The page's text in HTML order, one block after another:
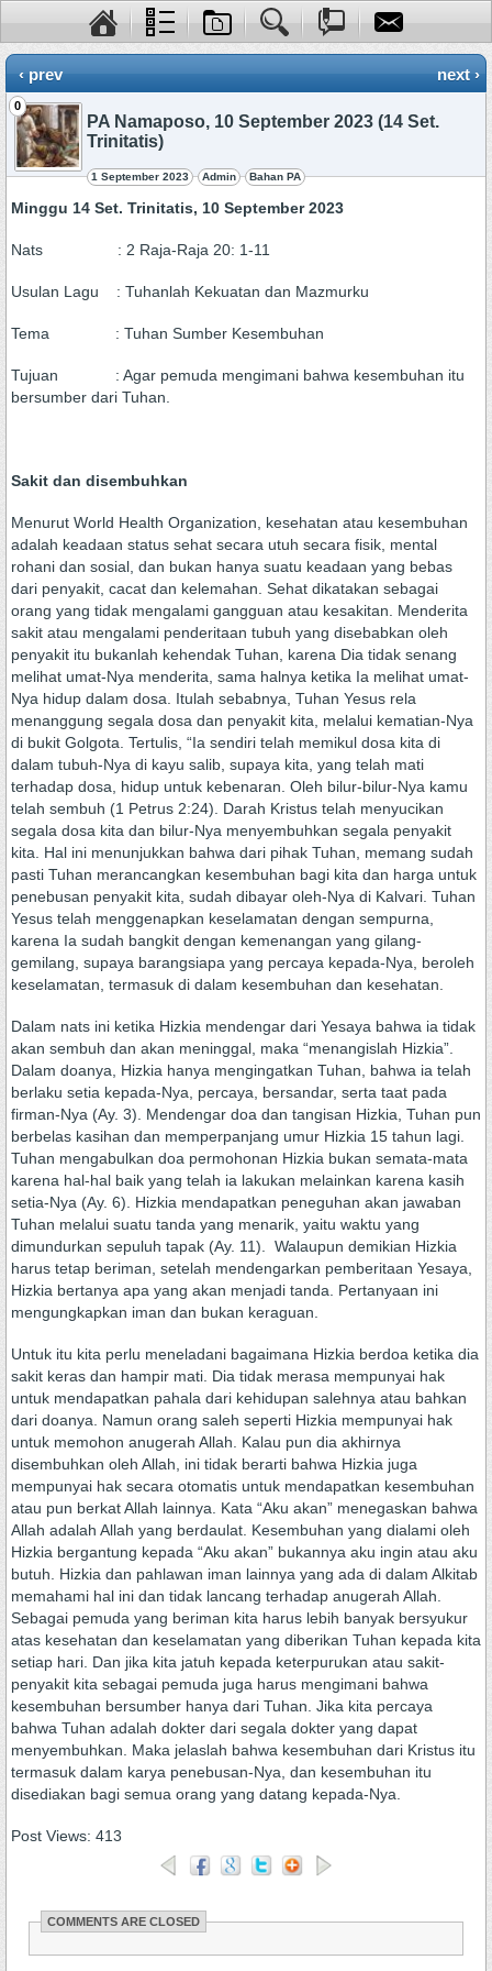
‹ prev next ›
0
PA Namaposo, 10 September 2023 (14 Set.
Trinitatis)
1 September 2023 Admin Bahan PA
Minggu 14 Set. Trinitatis, 10 September 2023
Nats : 2 Raja-Raja 20: 1-11
Usulan Lagu : Tuhanlah Kekuatan dan Mazmurku
Tema : Tuhan Sumber Kesembuhan
Tujuan : Agar pemuda mengimani bahwa kesembuhan itu
bersumber dari Tuhan.
Sakit dan disembuhkan
Menurut World Health Organization, kesehatan atau kesembuhan
adalah keadaan status sehat secara utuh secara fisik, mental
rohani dan sosial, dan bukan hanya suatu keadaan yang bebas
dari penyakit, cacat dan kelemahan. Sehat dikatakan sebagai
orang yang tidak mengalami gangguan atau kesakitan. Menderita
sakit atau mengalami penderitaan tubuh yang disebabkan oleh
penyakit itu bukanlah kehendak Tuhan, karena Dia tidak senang
melihat umat-Nya menderita, sama halnya ketika Ia melihat umat-
Nya hidup dalam dosa. Itulah sebabnya, Tuhan Yesus rela
menanggung segala dosa dan penyakit kita, melalui kematian-Nya
di bukit Golgota. Tertulis, “Ia sendiri telah memikul dosa kita di
dalam tubuh-Nya di kayu salib, supaya kita, yang telah mati
terhadap dosa, hidup untuk kebenaran. Oleh bilur-bilur-Nya kamu
telah sembuh (1 Petrus 2:24). Darah Kristus telah menyucikan
segala dosa kita dan bilur-Nya menyembuhkan segala penyakit
kita. Hal ini menunjukkan bahwa dari pihak Tuhan, memang sudah
pasti Tuhan merancangkan kesembuhan bagi kita dan harga untuk
penebusan penyakit kita, sudah dibayar oleh-Nya di Kalvari. Tuhan
Yesus telah menggenapkan keselamatan dengan sempurna,
karena Ia sudah bangkit dengan kemenangan yang gilang-
gemilang, supaya barangsiapa yang percaya kepada-Nya, beroleh
keselamatan, termasuk di dalam kesembuhan dan kesehatan.
Dalam nats ini ketika Hizkia mendengar dari Yesaya bahwa ia tidak
akan sembuh dan akan meninggal, maka “menangislah Hizkia”.
Dalam doanya, Hizkia hanya mengingatkan Tuhan, bahwa ia telah
berlaku setia kepada-Nya, percaya, bersandar, serta taat pada
firman-Nya (Ay. 3). Mendengar doa dan tangisan Hizkia, Tuhan pun
berbelas kasihan dan memperpanjang umur Hizkia 15 tahun lagi.
Tuhan mengabulkan doa permohonan Hizkia bukan semata-mata
karena hal-hal baik yang telah ia lakukan melainkan karena kasih
setia-Nya (Ay. 6). Hizkia mendapatkan peneguhan akan jawaban
Tuhan melalui suatu tanda yang menarik, yaitu waktu yang
dimundurkan sepuluh tapak (Ay. 11). Walaupun demikian Hizkia
harus tetap beriman, setelah mendengarkan pemberitaan Yesaya,
Hizkia bertanya apa yang akan menjadi tanda. Pertanyaan ini
mengungkapkan iman dan bukan keraguan.
Untuk itu kita perlu meneladani bagaimana Hizkia berdoa ketika dia
sakit keras dan hampir mati. Dia tidak merasa mempunyai hak
untuk mendapatkan pahala dari kehidupan salehnya atau bahkan
dari doanya. Namun orang saleh seperti Hizkia mempunyai hak
untuk memohon anugerah Allah. Kalau pun dia akhirnya
disembuhkan oleh Allah, ini tidak berarti bahwa Hizkia juga
mempunyai hak secara otomatis untuk mendapatkan kesembuhan
atau pun berkat Allah lainnya. Kata “Aku akan” menegaskan bahwa
Allah adalah Allah yang berdaulat. Kesembuhan yang dialami oleh
Hizkia bergantung kepada “Aku akan” bukannya aku ingin atau aku
butuh. Hizkia dan pahlawan iman lainnya yang ada di dalam Alkitab
memahami hal ini dan tidak lancang terhadap anugerah Allah.
Sebagai pemuda yang beriman kita harus lebih banyak bersyukur
atas kesehatan dan keselamatan yang diberikan Tuhan kepada kita
setiap hari. Dan jika kita jatuh kepada keterpurukan atau sakit-
penyakit kita sebagai pemuda juga harus mengimani bahwa
kesembuhan bersumber hanya dari Tuhan. Jika kita percaya
bahwa Tuhan adalah dokter dari segala dokter yang dapat
menyembuhkan. Maka jelaslah bahwa kesembuhan dari Kristus itu
termasuk dalam karya penebusan-Nya, dan kesembuhan itu
disediakan bagi semua orang yang datang kepada-Nya.
Post Views: 413
COMMENTS ARE CLOSED